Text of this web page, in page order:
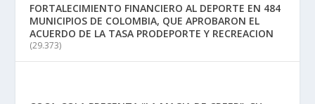
FORTALECIMIENTO FINANCIERO AL DEPORTE EN 484
MUNICIPIOS DE COLOMBIA, QUE APROBARON EL
ACUERDO DE LA TASA PRODEPORTE Y RECREACION
(29.373)